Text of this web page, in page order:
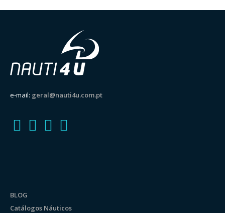
e-mail: geral@nauti4u.com.pt
BLOG
Catálogos Náuticos